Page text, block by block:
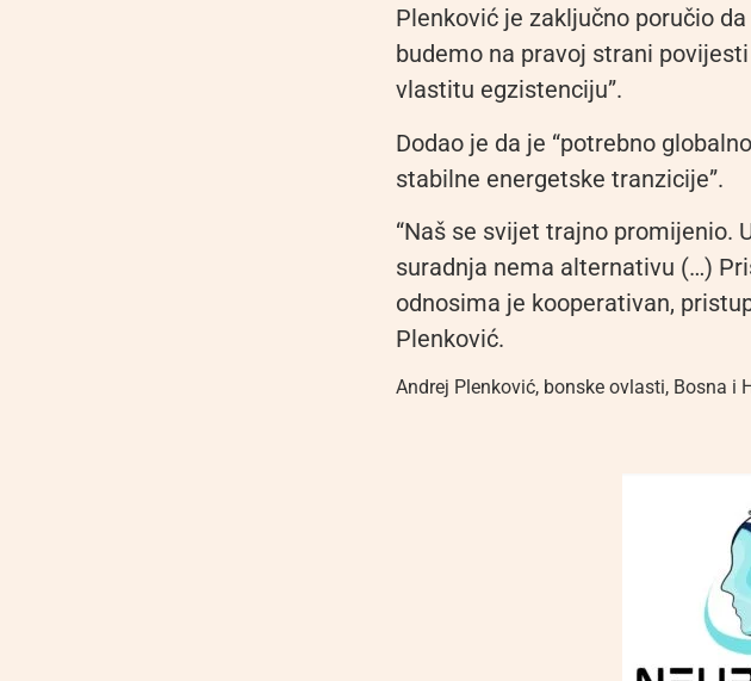
Plenković je zaključno poručio
budemo na pravoj strani
vlastitu egzistenciju”.
Dodao je da je “potrebno
stabilne energetske tranzicije”.
“Naš se svijet trajno promijenio.
suradnja nema alternativu (…)
odnosima je kooperativan,
Plenković.
Andrej Plenković, bonske ovlasti, Bosna i